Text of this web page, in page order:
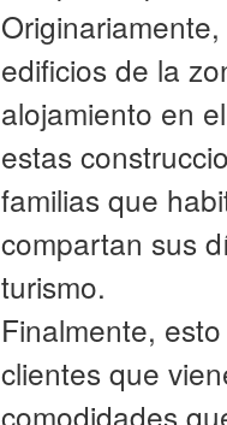
edificios de la
alojamiento en
estas
familias que
compartan sus
turismo.
Finalmente,
clientes que
comodidades